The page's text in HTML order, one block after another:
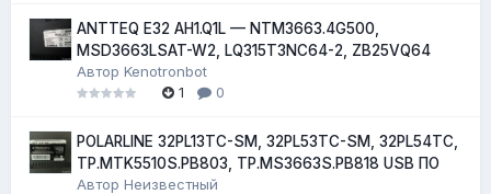
ANTTEQ E32 AH1.Q1L — NTM3663.4G500,
MSD3663LSAT-W2, LQ315T3NC64-2, ZB25VQ64
Автор Kenotronbot
1
0
POLARLINE 32PL13TC-SM, 32PL53TC-SM, 32PL54TC,
TP.MTK5510S.PB803, TP.MS3663S.PB818 USB ПО
Автор Неизвестный